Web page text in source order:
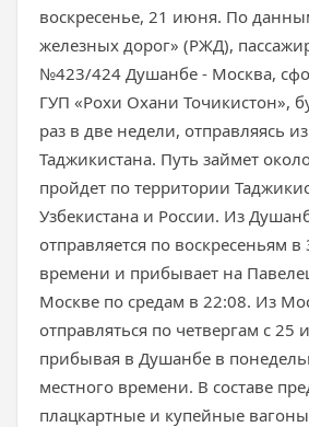
воскресенье, 21 июня. По
железных дорог» (РЖД),
№423/424 Душанбе - Москва,
ГУП «Рохи Охани Точикистон»,
раз в две недели, отправляясь
Таджикистана. Путь займет
пройдет по территории
Узбекистана и России. Из
отправляется по воскресеньям
времени и прибывает на
Москве по средам в 22:08. Из
отправляться по четвергам с 25
прибывая в Душанбе в
местного времени. В составе
плацкартные и купейные